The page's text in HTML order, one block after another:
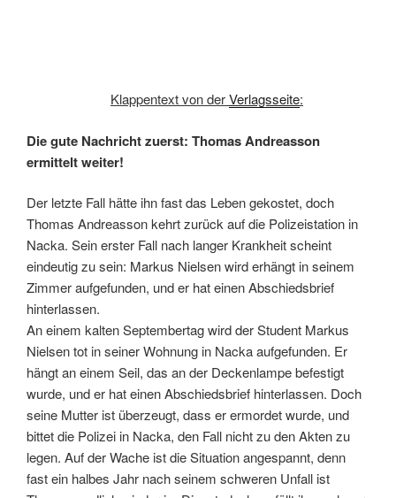
Klappentext von derVerlagsseite:
Die gute Nachricht zuerst: Thomas Andreasson
ermittelt weiter!
Der letzte Fall hätte ihn fast das Leben gekostet, doch
Thomas Andreasson kehrt zurück auf die Polizeistation in
Nacka. Sein erster Fall nach langer Krankheit scheint
eindeutig zu sein: Markus Nielsen wird erhängt in seinem
Zimmer aufgefunden, und er hat einen Abschiedsbrief
hinterlassen.
An einem kalten Septembertag wird der Student Markus
Nielsen tot in seiner Wohnung in Nacka aufgefunden. Er
hängt an einem Seil, das an der Deckenlampe befestigt
wurde, und er hat einen Abschiedsbrief hinterlassen. Doch
seine Mutter ist überzeugt, dass er ermordet wurde, und
bittet die Polizei in Nacka, den Fall nicht zu den Akten zu
legen. Auf der Wache ist die Situation angespannt, denn
fast ein halbes Jahr nach seinem schweren Unfall ist